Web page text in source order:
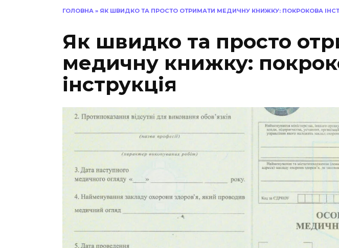
ГОЛОВНА » ЯК ШВИДКО ТА ПРОСТО ОТРИМАТИ МЕДИЧНУ КНИЖКУ: ПОКРОКОВА
Як швидко та просто
медичну книжку:
інструкція